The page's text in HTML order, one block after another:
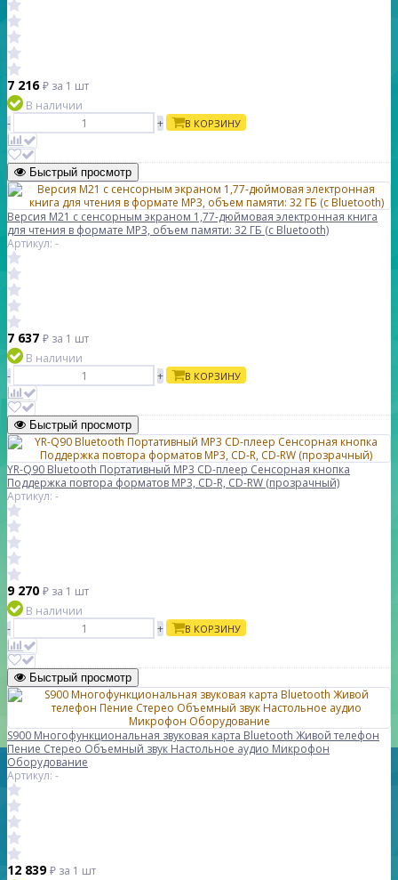
7 216₽ за 1 шт
В наличии
-
+ В КОРЗИНУ
Быстрый просмотр
Версия M21 с сенсорным экраном 1,77-дюймовая электронная книга
для чтения в формате MP3, объем памяти: 32 ГБ (с Bluetooth)
Артикул: -
7 637 ₽ за 1 шт
В наличии
-
+ В КОРЗИНУ
Быстрый просмотр
YR-Q90 Bluetooth Портативный MP3 CD-плеер Сенсорная кнопка
Поддержка повтора форматов MP3, CD-R, CD-RW (прозрачный)
Артикул: -
9 270 ₽ за 1 шт
В наличии
-
+ В КОРЗИНУ
Быстрый просмотр
S900 Многофункциональная звуковая карта Bluetooth Живой телефон
Пение Стерео Объемный звук Настольное аудио Микрофон
Оборудование
Артикул: -
12 839₽ за 1 шт